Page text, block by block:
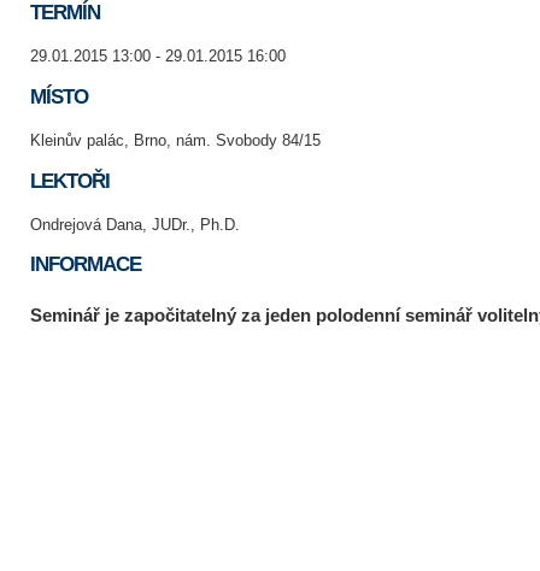
TERMÍN
29.01.2015 13:00 - 29.01.2015 16:00
MÍSTO
Kleinův palác, Brno, nám. Svobody 84/15
LEKTOŘI
Ondrejová Dana, JUDr., Ph.D.
INFORMACE
Seminář je započitatelný za jeden polodenní seminář